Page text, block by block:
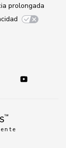
prolongada